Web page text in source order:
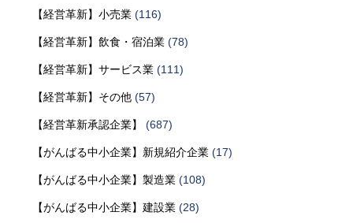
【経営革新】小売業 (116)
【経営革新】飲食・宿泊業 (78)
【経営革新】サービス業 (111)
【経営革新】その他 (57)
【経営革新承認企業】 (687)
【がんばる中小企業】新規紹介企業 (17)
【がんばる中小企業】製造業 (108)
【がんばる中小企業】建設業 (28)